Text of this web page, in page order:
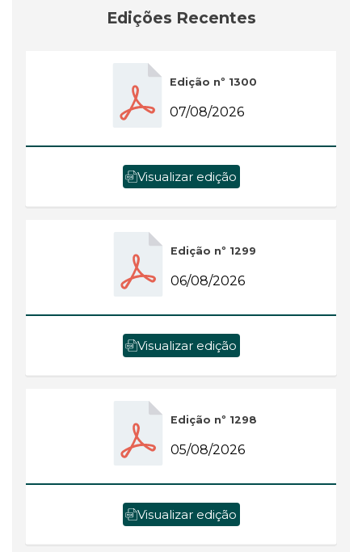
Edições Recentes
Edição nº 1300
07/08/2026
Visualizar edição
Edição nº 1299
06/08/2026
Visualizar edição
Edição nº 1298
05/08/2026
Visualizar edição